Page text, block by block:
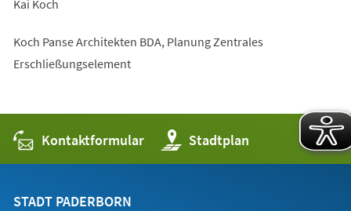
Kai Koch
Koch Panse Architekten BDA, Planung Zentrales
Erschließungselement
Kontaktformular Stadtplan
(Öffnet
in
einem
STADT PADERBORN